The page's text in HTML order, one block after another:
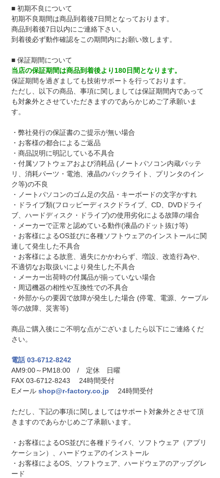
■ 初期不良について
初期不良期間は商品到着後7日間となっております。
商品到着後7日以内にご連絡下さい。
到着後必ず動作確認をこの期間内にお願い致します。
■ 保証期間について
当店の保証期間は商品到着後より180日間となります。
保証期間を過ぎましても技術サポートを行っております。
ただし、以下の商品、事項に関しましては保証期間内であって
も対象外とさせていただきますのであらかじめご了承願いま
す。
・弊社発行の保証書のご提示が無い場合
・お客様の都合によるご返品
・商品説明に明記している不具合
・付属ソフトウェアおよび消耗品 (ノートパソコン内蔵バッテ
リ、消耗パーツ・電池、液晶のバックライト、プリンタのイン
ク等)の不良
・ノートパソコンのゴム足の欠品・キーボードの文字かすれ
・ドライブ類(フロッピーディスクドライブ、CD、DVDドライ
ブ、ハードディスク・ドライブ)の使用劣化による故障の場合
・メーカーで正常と認めている動作(液晶のドット抜け等)
・お客様によるOS並びに各種ソフトウェアのインストールに関
連して発生した不具合
・お客様による故意、過失にかかわらず、増設、改造行為や、
不適切なお取扱いにより発生した不具合
・メーカー出荷時の付属品が揃っていない場合
・周辺機器の相性や互換性での不具合
・外部からの要因で故障が発生した場合 (停電、電源、ケーブル
等の故障、災害等)
商品ご購入後にご不明な点がございましたら以下にご連絡くだ
さい。
電話 03-6712-8242
AM9:00～PM18:00 / 定休 日曜
FAX 03-6712-8243 24時間受付
Eメール shop@r-factory.co.jp 24時間受付
ただし、下記の事項に関しましてはサポート対象外とさせて頂
きますのであらかじめご了承願います。
・お客様によるOS並びに各種ドライバ、ソフトウェア（アプリ
ケーション）、ハードウェアのインストール
・お客様によるOS、ソフトウェア、ハードウェアのアップグレ
ード